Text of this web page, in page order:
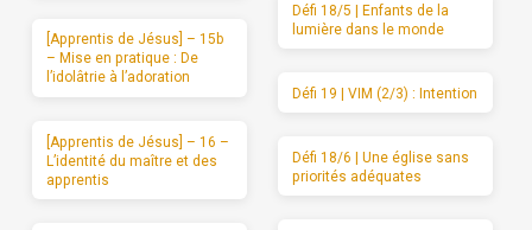
[Apprentis de Jésus] – 15b
– Mise en pratique : De
l’idolâtrie à l’adoration
[Apprentis de Jésus] – 16 –
L’identité du maître et des
apprentis
Défi 18/5 | Enfants de la
lumière dans le monde
Défi 19 | VIM (2/3) : Intention
Défi 18/6 | Une église sans
priorités adéquates